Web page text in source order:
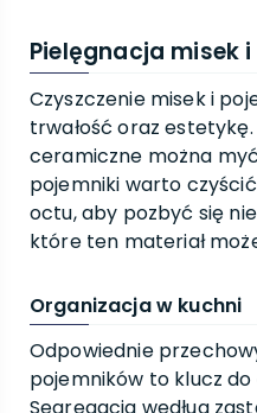
Pielęgnacja misek
Czyszczenie misek i
trwałość oraz estetykę.
ceramiczne można
pojemniki warto
octu, aby pozbyć się
które ten materiał
Organizacja w kuchni
Odpowiednie
pojemników to klucz